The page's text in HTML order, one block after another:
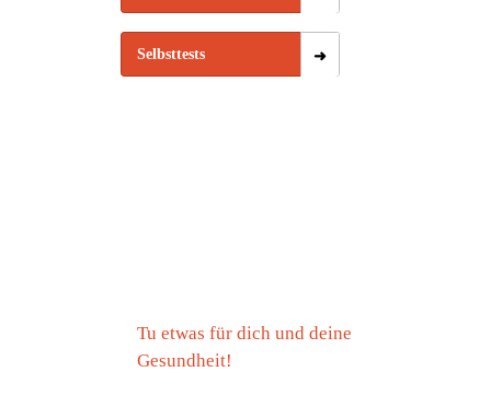
Selbsttests
Tu etwas für dich und deine
Gesundheit!